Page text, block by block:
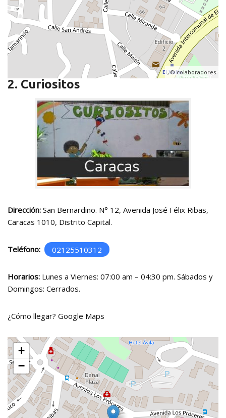
, ©colaboradores
2. Curiositos
Dirección: San Bernardino. N° 12, Avenida José Félix Ribas,
Caracas 1010, Distrito Capital.
Teléfono: 02125510312
Horarios: Lunes a Viernes: 07:00 am – 04:30 pm. Sábados y
Domingos: Cerrados.
¿Cómo llegar? Google Maps
+
−